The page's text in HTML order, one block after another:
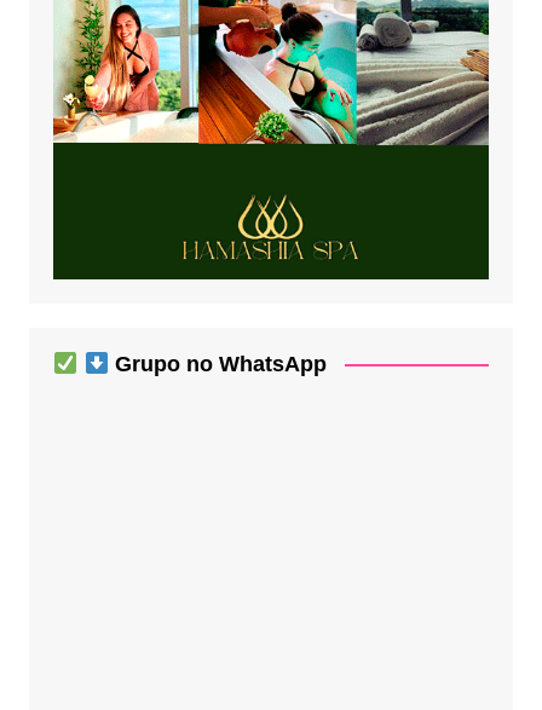
Grupo no WhatsApp